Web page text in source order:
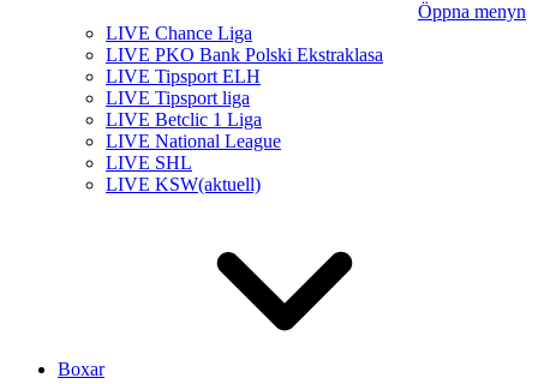
Öppna menyn
LIVE Chance Liga
LIVE PKO Bank Polski Ekstraklasa
LIVE Tipsport ELH
LIVE Tipsport liga
LIVE Betclic 1 Liga
LIVE National League
LIVE SHL
LIVE KSW(aktuell)
Boxar